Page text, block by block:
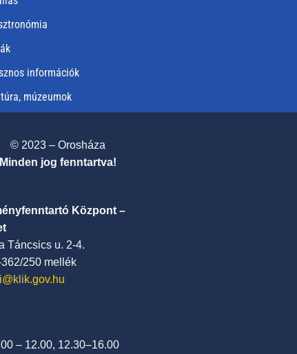
információk
múzeumok
© 2023 – Orosháza
Minden jog fenntartva!
Központ –
Táncsics u. 2-4.
250 mellék
– 12.00, 12.30–16.00